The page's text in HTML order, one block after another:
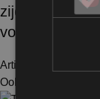
zijdig en
volledig
Artikelnummer:
Ook te huur